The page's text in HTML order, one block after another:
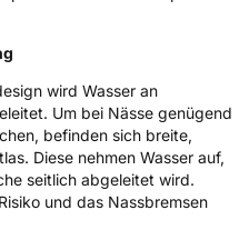
wird Wasser an
Um bei Nässe genügend
befinden sich breite,
Diese nehmen Wasser auf,
seitlich abgeleitet wird.
und das Nassbremsen